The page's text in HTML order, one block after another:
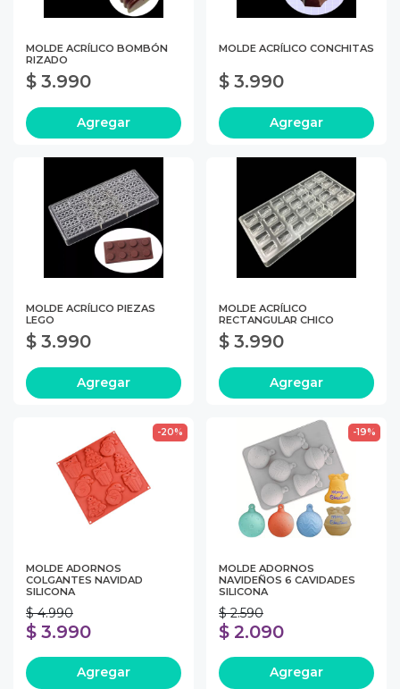
MOLDE ACRÍLICO BOMBÓN
RIZADO
$ 3.990
Agregar
MOLDE ACRÍLICO CONCHITAS
$ 3.990
Agregar
MOLDE ACRÍLICO PIEZAS
LEGO
$ 3.990
Agregar
MOLDE ACRÍLICO
RECTANGULAR CHICO
$ 3.990
Agregar
-20%
MOLDE ADORNOS
COLGANTES NAVIDAD
SILICONA
$ 4.990
$ 3.990
Agregar
-19%
MOLDE ADORNOS
NAVIDEÑOS 6 CAVIDADES
SILICONA
$ 2.590
$ 2.090
Agregar